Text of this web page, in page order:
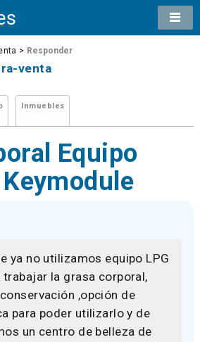
> Responder
venta
Inmuebles
Equipo
ya no utilizamos equipo LPG
trabajar la grasa corporal,
,opción de
para poder utilizarlo y de
un centro de belleza de